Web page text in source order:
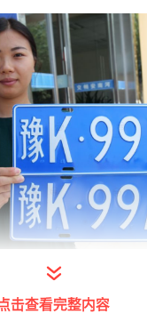
今日头条查看图片详情
，就有必要常往
击查看完整内容